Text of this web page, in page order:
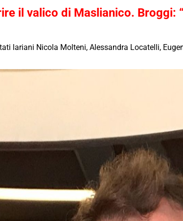
il valico di Maslianico. Broggi:
lariani Nicola Molteni, Alessandra Locatelli,